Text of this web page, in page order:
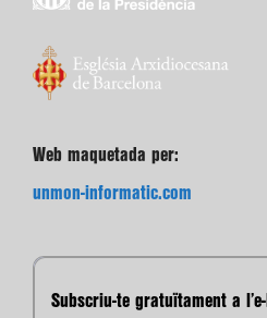
Web maquetada per:
unmon-informatic.com
Subscriu-te gratuïtament a